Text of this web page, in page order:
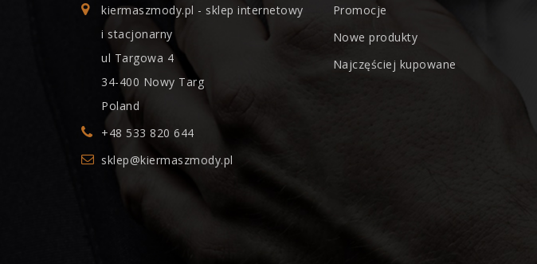
kiermaszmody.pl - sklep internetowy
i stacjonarny
ul Targowa 4
34-400 Nowy Targ
Poland
+48 533 820 644
sklep@kiermaszmody.pl
Promocje
Nowe produkty
Najczęściej kupowane